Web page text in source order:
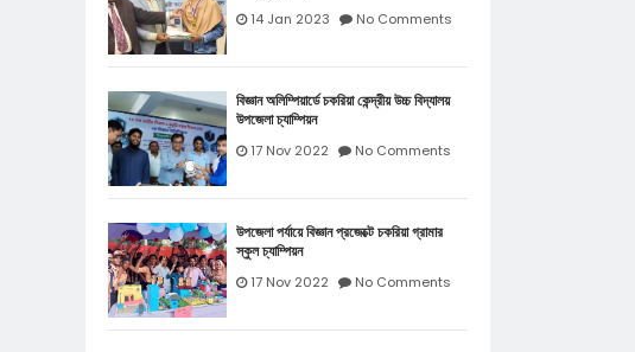
14 Jan 2023 No Comments
বিজ্ঞান অলিম্পিয়ার্ডে চকরিয়া কেন্দ্রীয় উচ্চ বিদ্যালয়
উপজেলা চ্যাম্পিয়ন
17 Nov 2022 No Comments
উপজেলা পর্যায়ে বিজ্ঞান প্রজেক্টে চকরিয়া গ্রামার
স্কুল চ্যাম্পিয়ন
17 Nov 2022 No Comments